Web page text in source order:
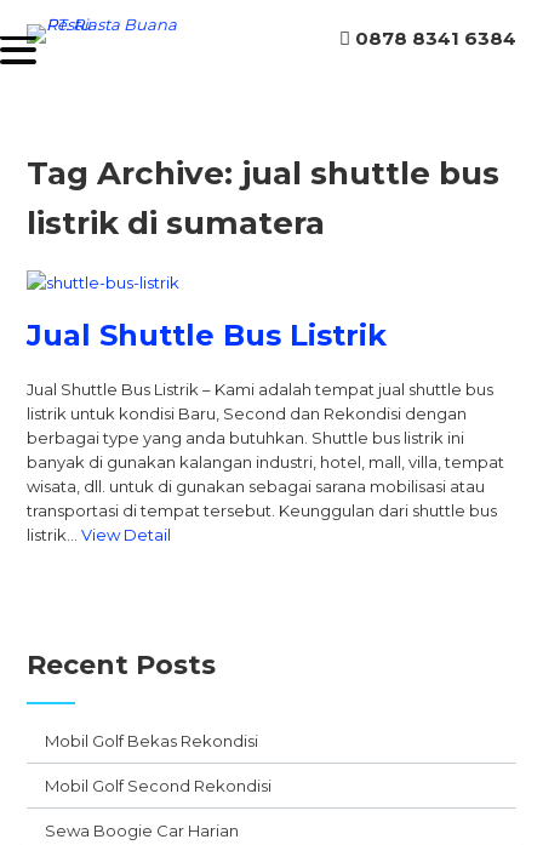
0878 8341 6384
Tag Archive: jual shuttle bus
listrik di sumatera
Jual Shuttle Bus Listrik
Jual Shuttle Bus Listrik – Kami adalah tempat jual shuttle bus
listrik untuk kondisi Baru, Second dan Rekondisi dengan
berbagai type yang anda butuhkan. Shuttle bus listrik ini
banyak di gunakan kalangan industri, hotel, mall, villa, tempat
wisata, dll. untuk di gunakan sebagai sarana mobilisasi atau
transportasi di tempat tersebut. Keunggulan dari shuttle bus
listrik…View Detail
Recent Posts
Mobil Golf Bekas Rekondisi
Mobil Golf Second Rekondisi
Sewa Boogie Car Harian